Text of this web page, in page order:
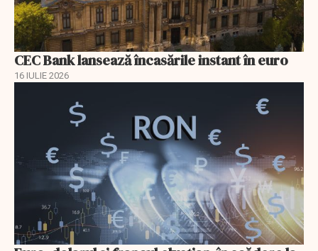
CEC Bank lansează încasările instant în euro
16 IULIE 2026